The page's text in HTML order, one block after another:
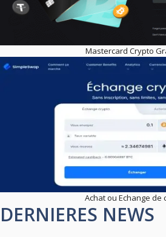
Mastercard Crypto
Achat ou Echange de
DERNIERES NEWS